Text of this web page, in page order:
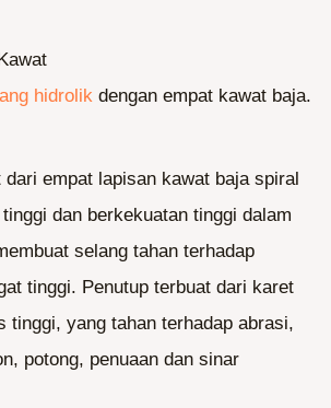
hidrolik dengan empat kawat baja.
dari empat lapisan kawat baja spiral
dan berkekuatan tinggi dalam
selang tahan terhadap
tinggi. Penutup terbuat dari karet
tinggi, yang tahan terhadap abrasi,
potong, penuaan dan sinar